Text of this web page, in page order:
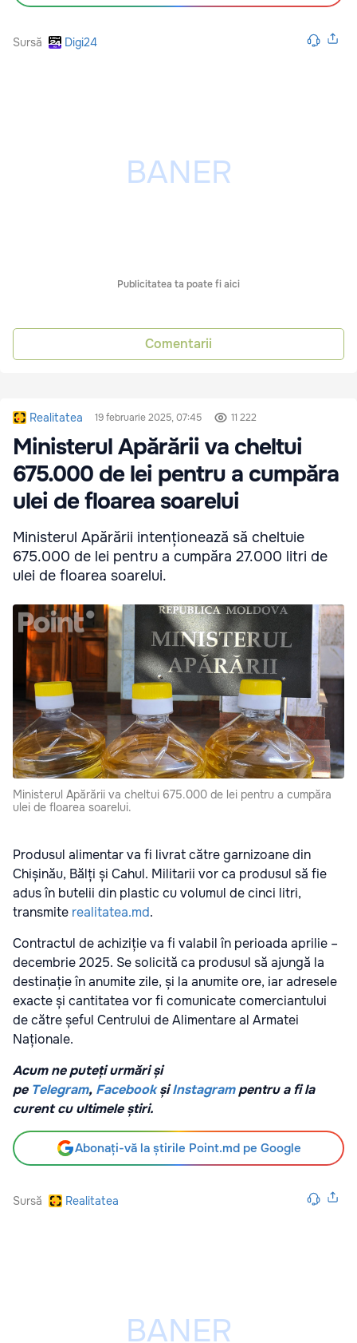
Sursă Digi24
Publicitatea ta poate fi aici
Comentarii
Realitatea 19 februarie 2025, 07:45 11 222
Ministerul Apărării va cheltui
675.000 de lei pentru a cumpăra
ulei de floarea soarelui
Ministerul Apărării intenționează să cheltuie
675.000 de lei pentru a cumpăra 27.000 litri de
ulei de floarea soarelui.
Ministerul Apărării va cheltui 675.000 de lei pentru a cumpăra
ulei de floarea soarelui.
Produsul alimentar va fi livrat către garnizoane din
Chișinău, Bălți și Cahul. Militarii vor ca produsul să fie
adus în butelii din plastic cu volumul de cinci litri,
transmite realitatea.md.
Contractul de achiziție va fi valabil în perioada aprilie –
decembrie 2025. Se solicită ca produsul să ajungă la
destinație în anumite zile, și la anumite ore, iar adresele
exacte și cantitatea vor fi comunicate comerciantului
de către șeful Centrului de Alimentare al Armatei
Naționale.
Acum ne puteți urmări și
pe Telegram, FacebookșiInstagrampentru a fi la
curent cu ultimele știri.
Abonați-vă la știrile Point.md pe Google
Sursă Realitatea